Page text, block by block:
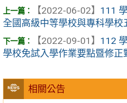
相關公告
【2022-06-02】 111
全國高級中等學校與專科學校
【2022-09-01】 112
學校免試入學作業要點暨修正